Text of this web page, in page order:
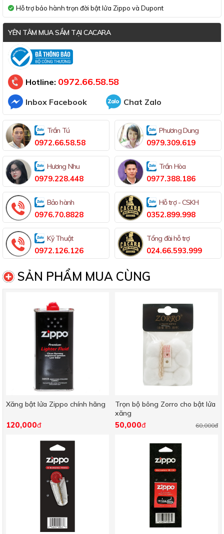
Hỗ trợ bảo hành trọn đời bật lửa Zippo và Dupont
YÊN TÂM MUA SẮM TẠI CACARA
Đã thông báo Bộ Công Thương
Hotline: 0972.66.58.58
Inbox Facebook Chat Zalo
Trần Tú
0972.66.58.58
Phương Dung
0979.309.619
Hương Nhu
0979.228.448
Trần Hòa
0977.388.186
Bảo hành
0976.70.8828
Hỗ trợ - CSKH
0352.899.998
Kỹ Thuật
0972.126.126
Tổng đài hỗ trợ
024.66.593.999
SẢN PHẨM MUA CÙNG
Xăng bật lửa Zippo chính hãng
120,000đ
Trọn bộ bông Zorro cho bật lửa
xăng
60,000đ
50,000đ